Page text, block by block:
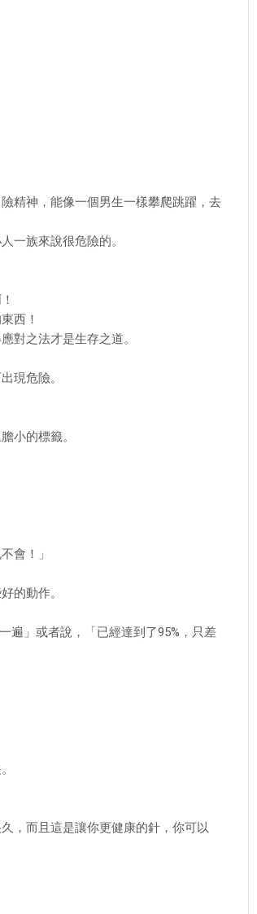
精神，能像一個男生一樣攀爬跳躍，去
一族來說很危險的。
西！
對之法才是生存之道。
現危險。
小的標籤。
會！」
的動作。
遍」或者說，「已經達到了95%，只差
，而且這是讓你更健康的針，你可以